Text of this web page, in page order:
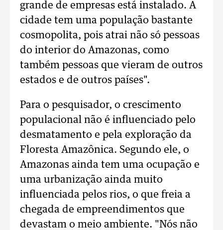
grande de empresas está instalado. A
cidade tem uma população bastante
cosmopolita, pois atrai não só pessoas
do interior do Amazonas, como
também pessoas que vieram de outros
estados e de outros países".
Para o pesquisador, o crescimento
populacional não é influenciado pelo
desmatamento e pela exploração da
Floresta Amazônica. Segundo ele, o
Amazonas ainda tem uma ocupação e
uma urbanização ainda muito
influenciada pelos rios, o que freia a
chegada de empreendimentos que
devastam o meio ambiente. "Nós não